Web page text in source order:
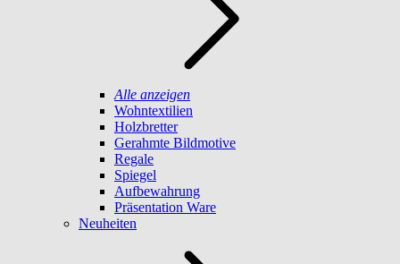
Alle anzeigen
Wohntextilien
Holzbretter
Gerahmte Bildmotive
Regale
Spiegel
Aufbewahrung
Präsentation Ware
Neuheiten